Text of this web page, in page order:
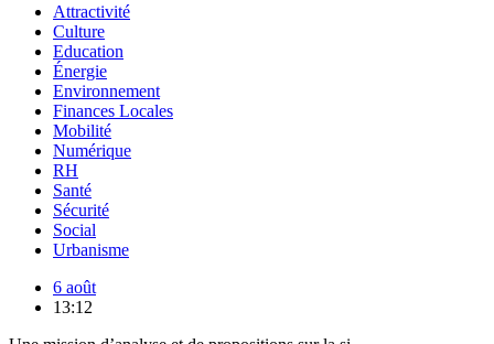
Attractivité
Culture
Education
Énergie
Environnement
Finances Locales
Mobilité
Numérique
RH
Santé
Sécurité
Social
Urbanisme
6 août
13:12